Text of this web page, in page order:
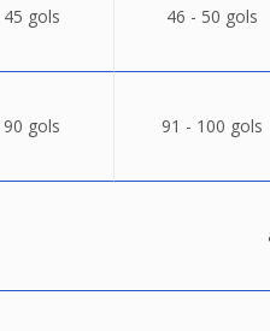
gols 46 - 50 gols
gols 91 - 100 gols